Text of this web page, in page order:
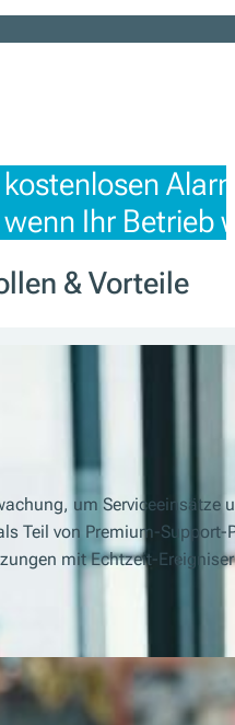
Ihr Betrieb
& Vorteile
um Serviceeinsätze
Teil von Premium-Support-
mit Echtzeit-